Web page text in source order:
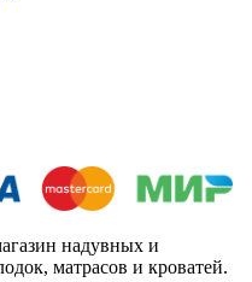
надувных и
матрасов и кроватей.